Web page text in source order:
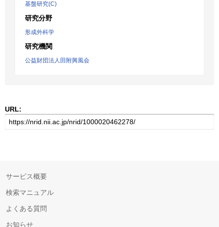
基盤研究(C)
研究分野
形成外科学
研究機関
公益財団法人田附興風会
URL:
サービス概要
検索マニュアル
よくある質問
お知らせ